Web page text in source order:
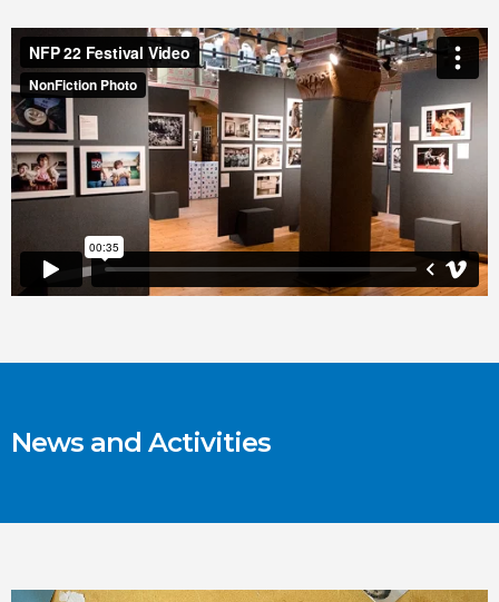
News and Activities